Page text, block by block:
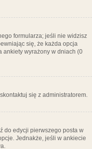
formularza; jeśli nie widzisz
się, że każda opcja
ankiety wyrażony w dniach (0
się z administratorem.
do edycji pierwszego posta w
Jednakże, jeśli w ankiecie